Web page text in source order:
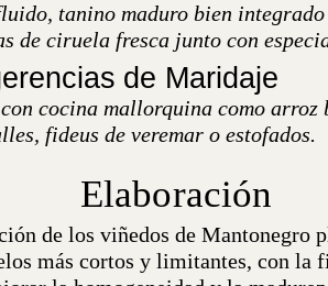
tanino maduro bien
de ciruela fresca junto con
de Maridaje
cocina mallorquina como arroz
fideus de veremar o estofados.
Elaboración
de los viñedos de Mantonegro
más cortos y limitantes, con la